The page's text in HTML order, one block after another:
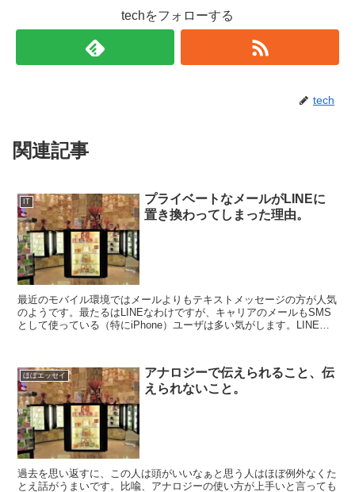
techをフォローする
tech
関連記事
IT
プライベートなメールがLINEに
置き換わってしまった理由。
最近のモバイル環境ではメールよりもテキストメッセージの方が人気
のようです。最たるはLINEなわけですが、キャリアのメールもSMS
として使っている（特にiPhone）ユーザは多い気がします。LINEの
ほぼエッセイ
アナロジーで伝えられること、伝
えられないこと。
過去を思い返すに、この人は頭がいいなぁと思う人はほぼ例外なくた
とえ話がうまいです。比喩、アナロジーの使い方が上手いと言っても